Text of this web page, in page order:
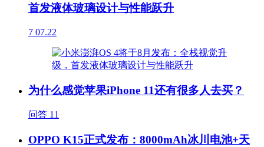
首发液体玻璃设计与性能跃升
7 07.22
为什么感觉苹果iPhone 11还有很多人去买？
问答 11
OPPO K15正式发布：8000mAh冰川电池+天